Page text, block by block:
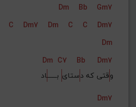
Dm
Bb
Gm7
C Dm7 Dm C C
Dm7
Dm
Dm C7 Bb
Dm7
وقتی که دستای بــــــاد
Dm7